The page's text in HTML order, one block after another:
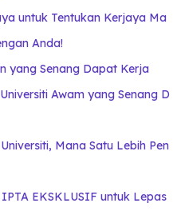
untuk Tentukan Kerjaya Ma
Anda!
yang Senang Dapat Kerja
Awam yang Senang D
Mana Satu Lebih Pen
EKSKLUSIF untuk Lepas